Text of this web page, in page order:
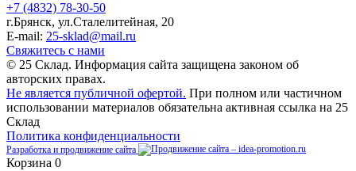
+7 (4832) 78-30-50
г.Брянск, ул.Сталелитейная, 20
E-mail: 25-sklad@mail.ru
Свяжитесь с нами
© 25 Склад. Информация сайта защищена законом об
авторских правах.
Не является публичной офертой. При полном или частичном
использовании материалов обязательна активная ссылка на 25
Склад
Политика конфиденциальности
Разработка и продвижение сайта
Корзина 0